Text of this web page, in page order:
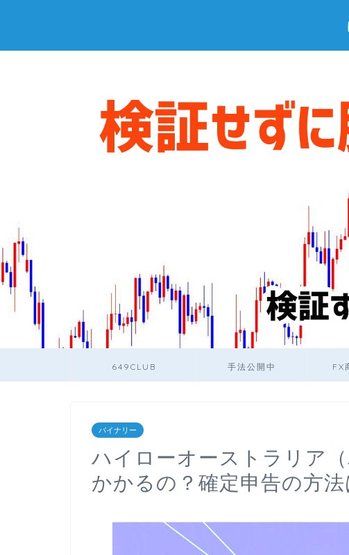
649CLUB 手法公開中 FX
バイナリー
ハイローオーストラリア
かかるの？確定申告の方法